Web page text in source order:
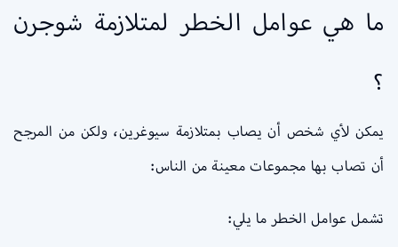
ما هي عوامل الخطر لمتلازمة شوجرن
؟
يمكن لأي شخص أن يصاب بمتلازمة سيوغرين، ولكن من المرجح
أن تصاب بها مجموعات معينة من الناس:
تشمل عوامل الخطر ما يلي: